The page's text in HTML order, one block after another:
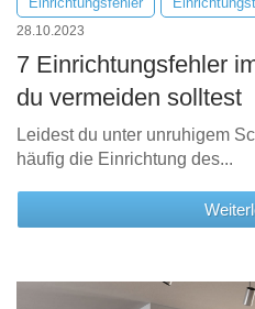
28.10.2023
7 Einrichtungsfehler
du vermeiden solltest
Leidest du unter unruhigem
häufig die Einrichtung des...